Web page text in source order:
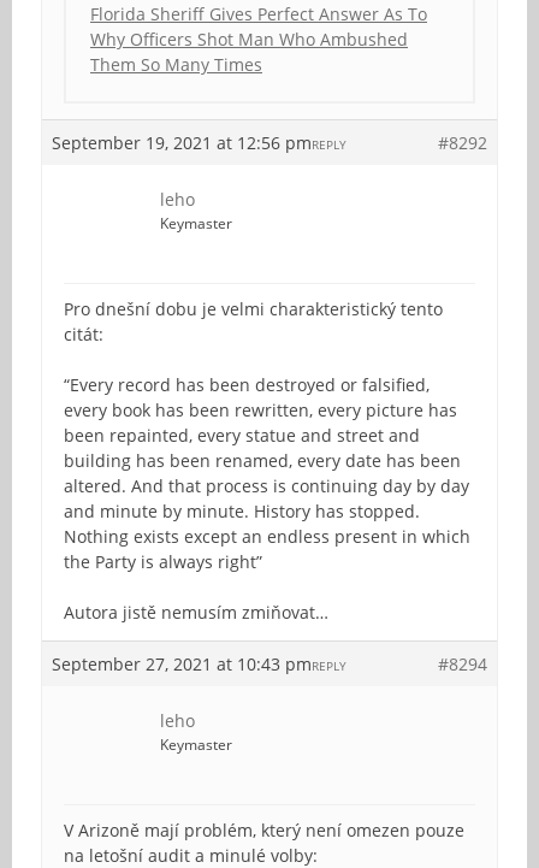
Florida Sheriff Gives Perfect Answer As To
Why Officers Shot Man Who Ambushed
Them So Many Times
September 19, 2021 at 12:56 pm #8292
REPLY
leho
Keymaster
Pro dnešní dobu je velmi charakteristický tento
citát:
“Every record has been destroyed or falsified,
every book has been rewritten, every picture has
been repainted, every statue and street and
building has been renamed, every date has been
altered. And that process is continuing day by day
and minute by minute. History has stopped.
Nothing exists except an endless present in which
the Party is always right”
Autora jistě nemusím zmiňovat…
September 27, 2021 at 10:43 pm #8294
REPLY
leho
Keymaster
V Arizoně mají problém, který není omezen pouze
na letošní audit a minulé volby: